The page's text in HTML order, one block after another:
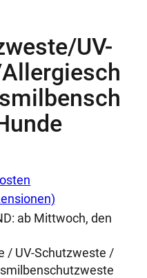
UV-
ab Mittwoch, den
/ UV-Schutzweste /